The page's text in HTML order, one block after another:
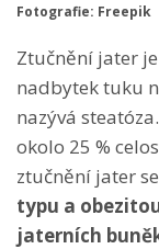
Fotografie: Freepik
Ztučnění jater
nadbytek tuku
nazývá
okolo 25 %
ztučnění jater
typu a
jaterních